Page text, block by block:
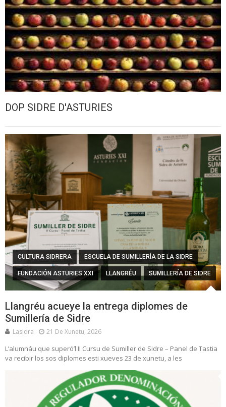
DOP SIDRE D'ASTURIES
CULTURA SIDRERA ESCUELA DE SUMILLERÍA DE LA SIDRE
FUNDACIÓN ASTURIES XXI LLANGRÉU SUMILLERÍA DE SIDRE
Llangréu acueye la entrega diplomes de
Sumillería de Sidre
Lasidra 21 De Xunetu, 2026
L’alumnáu que superó’l II Cursu de Sumiller de Sidre – Panel de Tastia
va recibir los sos diplomes esti xueves 23 de xunetu, a les